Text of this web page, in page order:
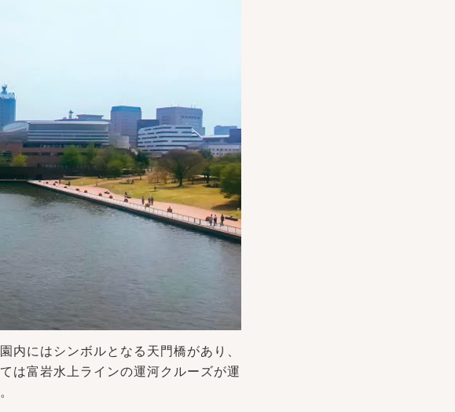
内にはシンボルとなる天門橋があり、
は富岩水上ラインの運河クルーズが運